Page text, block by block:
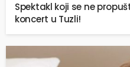
Spektakl koji se ne
koncert u Tuzli!